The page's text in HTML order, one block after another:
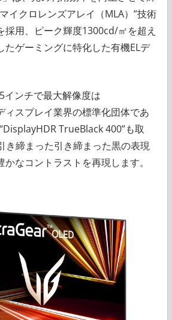
イクロレンズアレイ（MLA）”技術
採用、ピーク輝度1300cd/㎡を超え
たゲーミングに特化した有機ELデ
インチで最大解像度は
ィスプレイ業界の標準化団体であ
TrueBlack 400”も取
き締まった引き締まった黒の表現
なコントラストを再現します。